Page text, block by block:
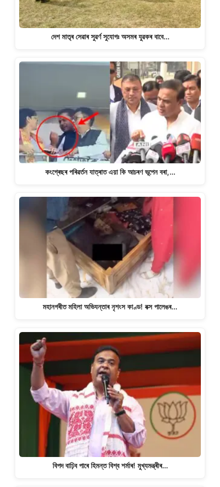
দেশ মাতৃৰ সেৱাৰ সুৱৰ্ণ সুযোগঃ অসমৰ যুৱকৰ বাবে…
কংগ্ৰেছৰ পৰিৱৰ্তন যাত্ৰাত এয়া কি আচৰণ ভূপেন বৰা,…
মহানগৰীত মহিলা অভিযন্তাৰ নৃশংস কাণ্ড! বক্স পালেঙৰ…
বিপদ বাঢ়িব পাৰে হিমন্ত বিশ্ব শৰ্মাৰ! মুখ্যমন্ত্ৰীৰ…